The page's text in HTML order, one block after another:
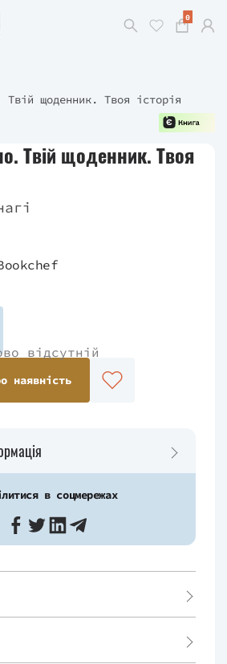
0
Твій щоденник. Твоя
відсутній
наявність
в соцмережах